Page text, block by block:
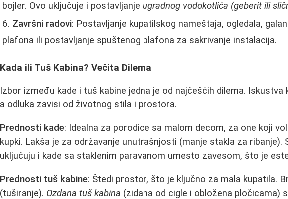
bojler. Ovo uključuje i postavljanje ugradnog vodokotlića (geberit ili
Završni radovi: Postavljanje kupatilskog nameštaja, ogledala,
plafona ili postavljanje spuštenog plafona za sakrivanje instalacija.
Kada ili Tuš Kabina? Večita Dilema
Izbor između kade i tuš kabine jedna je od najčešćih dilema. Iskustva
a odluka zavisi od životnog stila i prostora.
Prednosti kade: Idealna za porodice sa malom decom, za one koji
kupki. Lakša je za održavanje unutrašnjosti (manje stakla za ribanje).
uključuju i kade sa staklenim paravanom umesto zavesom, što je
Prednosti tuš kabine: Štedi prostor, što je ključno za mala kupatila.
(tuširanje). Ozdana tuš kabina (zidana od cigle i obložena pločicama)